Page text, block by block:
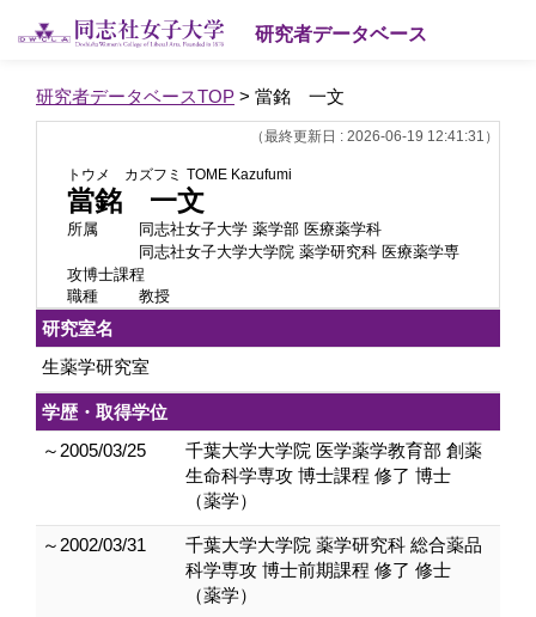
研究者データベース
研究者データベースTOP > 當銘 一文
（最終更新日 : 2026-06-19 12:41:31）
トウメ カズフミ TOME Kazufumi
當銘 一文
所属
同志社女子大学 薬学部 医療薬学科
同志社女子大学大学院 薬学研究科 医療薬学専
攻博士課程
職種
教授
研究室名
生薬学研究室
学歴・取得学位
～2005/03/25
千葉大学大学院 医学薬学教育部 創薬
生命科学専攻 博士課程 修了 博士
（薬学）
～2002/03/31
千葉大学大学院 薬学研究科 総合薬品
科学専攻 博士前期課程 修了 修士
（薬学）